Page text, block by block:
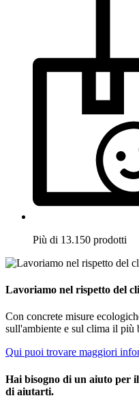
Più di 13.150 prodotti
Lavoriamo nel rispetto del
Con concrete misure
sull'ambiente e sul clima il più
Qui puoi trovare maggiori
Hai bisogno di un aiuto per
di aiutarti.